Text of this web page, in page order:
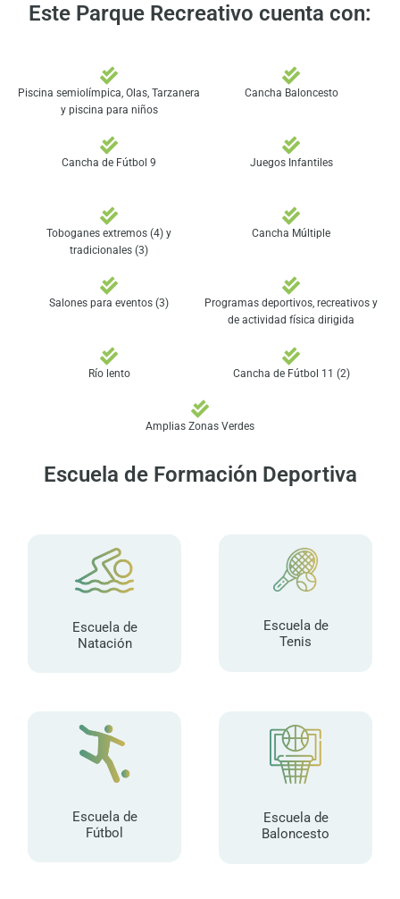
Este Parque Recreativo cuenta con:
Piscina semiolímpica​, Olas, Tarzanera
y piscina para niños
Cancha Baloncesto
Cancha de Fútbol 9 Juegos Infantiles
Toboganes extremos (4) y
tradicionales (3)
Cancha Múltiple
Salones para eventos (3)
Programas deportivos, recreativos y
de actividad física dirigida
Río lento Cancha de Fútbol 11 (2)
Amplias Zonas Verdes
Escuela de Formación Deportiva
Escuela de
Natación
Escuela de
Tenis
Escuela de
Fútbol
Escuela de
Baloncesto